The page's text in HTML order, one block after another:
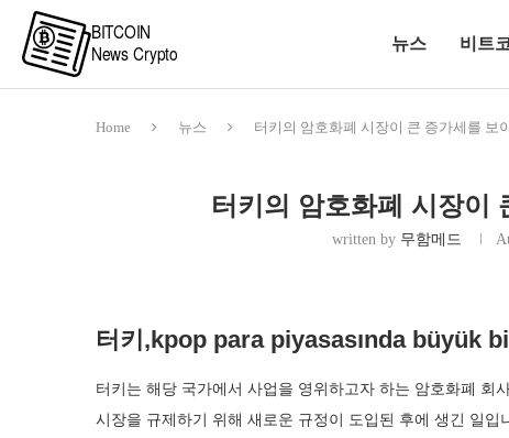
뉴스 비트
Home 뉴스 터키의 암호화폐 시장이 큰 증가세를 보
터키의 암호화폐 시장이
written by 무함메드
터키,kpop para piyasasında büyük
터키는 해당 국가에서 사업을 영위하고자 하는 암호화폐 회
시장을 규제하기 위해 새로운 규정이 도입된 후에 생긴 일